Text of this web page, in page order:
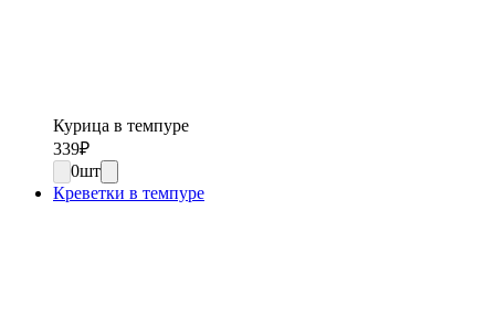
Курица в темпуре
339₽
0шт
Креветки в темпуре